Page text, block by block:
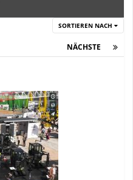
SORTIEREN NACH
NÄCHSTE